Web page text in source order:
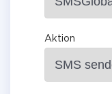
Aktion